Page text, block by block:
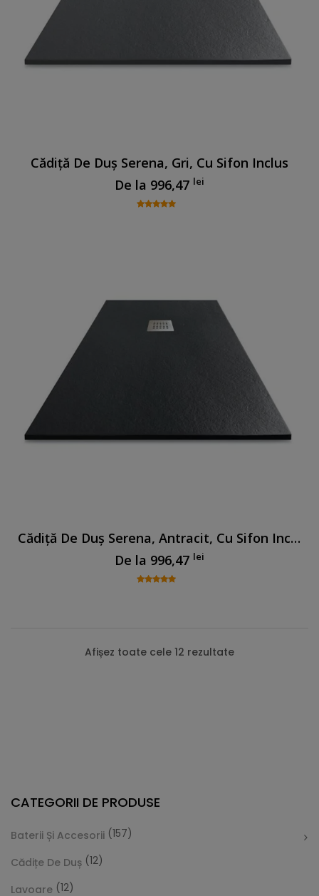
Cădiță De Duș Serena, Gri, Cu Sifon Inclus
De la 996,47 lei
Cădiță De Duș Serena, Antracit, Cu Sifon Inclus
De la 996,47 lei
Afișez toate cele 12 rezultate
CATEGORII DE PRODUSE
Baterii Și Accesorii (157)
Cădițe De Duș (12)
Lavoare (12)